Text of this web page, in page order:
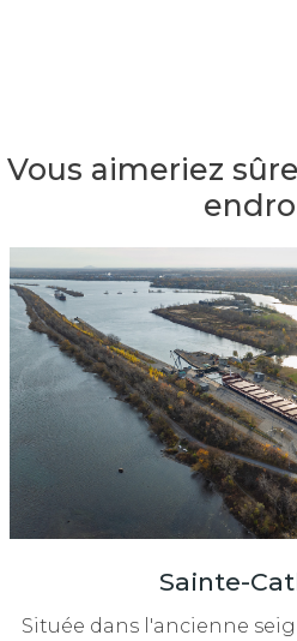
Vous aimeriez
Sainte-
Située dans l'ancienne